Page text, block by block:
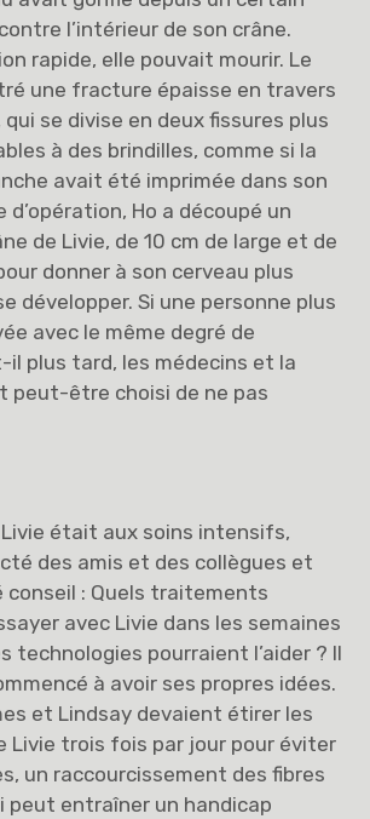
l’intérieur de son crâne.
rapide, elle pouvait mourir. Le
une fracture épaisse en travers
qui se divise en deux fissures plus
à des brindilles, comme si la
avait été imprimée dans son
d’opération, Ho a découpé un
de Livie, de 10 cm de large et de
donner à son cerveau plus
développer. Si une personne plus
avec le même degré de
il plus tard, les médecins et la
peut-être choisi de ne pas
était aux soins intensifs,
des amis et des collègues et
conseil : Quels traitements
avec Livie dans les semaines
technologies pourraient l’aider ? Il
à avoir ses propres idées.
et Lindsay devaient étirer les
Livie trois fois par jour pour éviter
un raccourcissement des fibres
peut entraîner un handicap